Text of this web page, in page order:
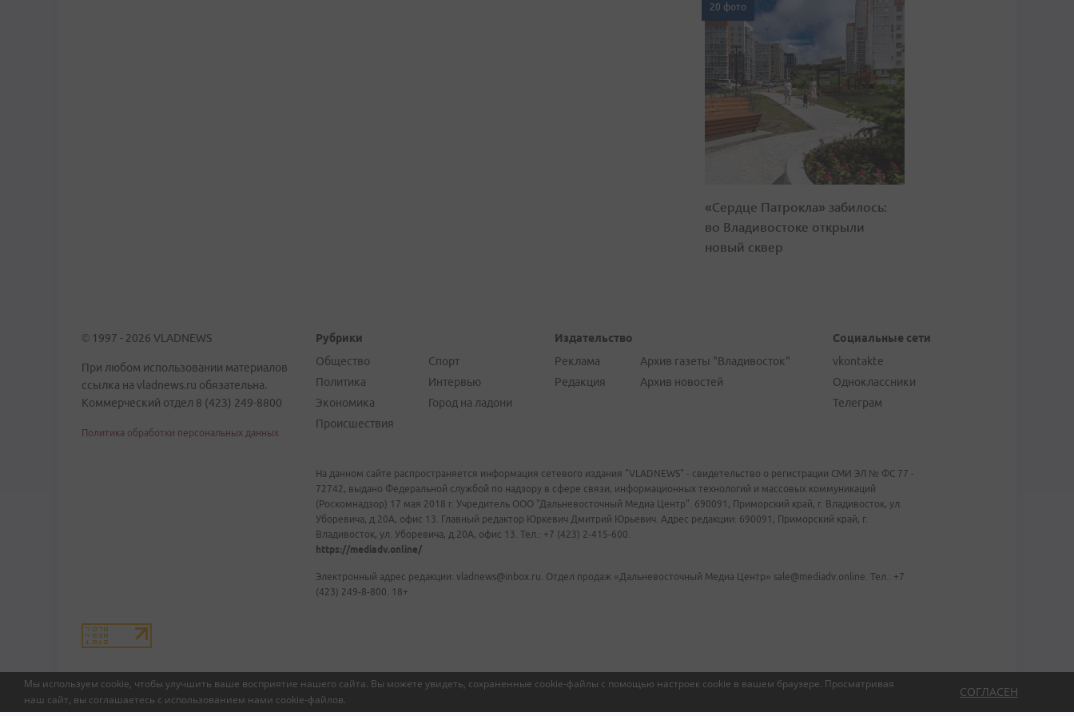
Мы используем cookie, чтобы улучшить ваше восприятие нашего сайта. Вы можете увидеть, сохраненные cookie-файлы с помощью настроек cookie в вашем браузере. Просматривая
наш сайт, вы соглашаетесь с использованием нами cookie-файлов.
СОГЛАСЕН
20 фото
«Сердце Патрокла» забилось:
во Владивостоке открыли
новый сквер
© 1997 - 2026 VLADNEWS
При любом использовании материалов
ссылка на vladnews.ru обязательна.
Коммерческий отдел 8 (423) 249-8800
Политика обработки персональных данных
Рубрики
Общество
Политика
Экономика
Происшествия
Спорт
Интервью
Город на ладони
Издательство
Реклама
Редакция
Архив газеты "Владивосток"
Архив новостей
Социальные сети
vkontakte
Одноклассники
Телеграм
На данном сайте распространяется информация сетевого издания "VLADNEWS" - свидетельство о регистрации СМИ ЭЛ № ФС 77 -
72742, выдано Федеральной службой по надзору в сфере связи, информационных технологий и массовых коммуникаций
(Роскомнадзор) 17 мая 2018 г. Учредитель ООО "Дальневосточный Медиа Центр". 690091, Приморский край, г. Владивосток, ул.
Уборевича, д.20А, офис 13. Главный редактор Юркевич Дмитрий Юрьевич. Адрес редакции: 690091, Приморский край, г.
Владивосток, ул. Уборевича, д.20А, офис 13. Тел.: +7 (423) 2-415-600.
https://mediadv.online/
Электронный адрес редакции: vladnews@inbox.ru. Отдел продаж «Дальневосточный Медиа Центр» sale@mediadv.online. Тел.: +7
(423) 249-8-800. 18+